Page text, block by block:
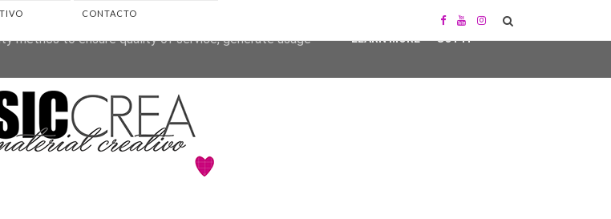
CONTACTO
to analyze traffic. Your IP address and user-agent
metrics to ensure quality of service, generate usage
LEARN MORE GOT IT